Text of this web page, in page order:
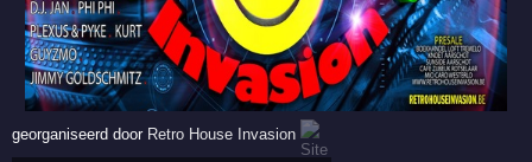
georganiseerd door Retro House Invasion